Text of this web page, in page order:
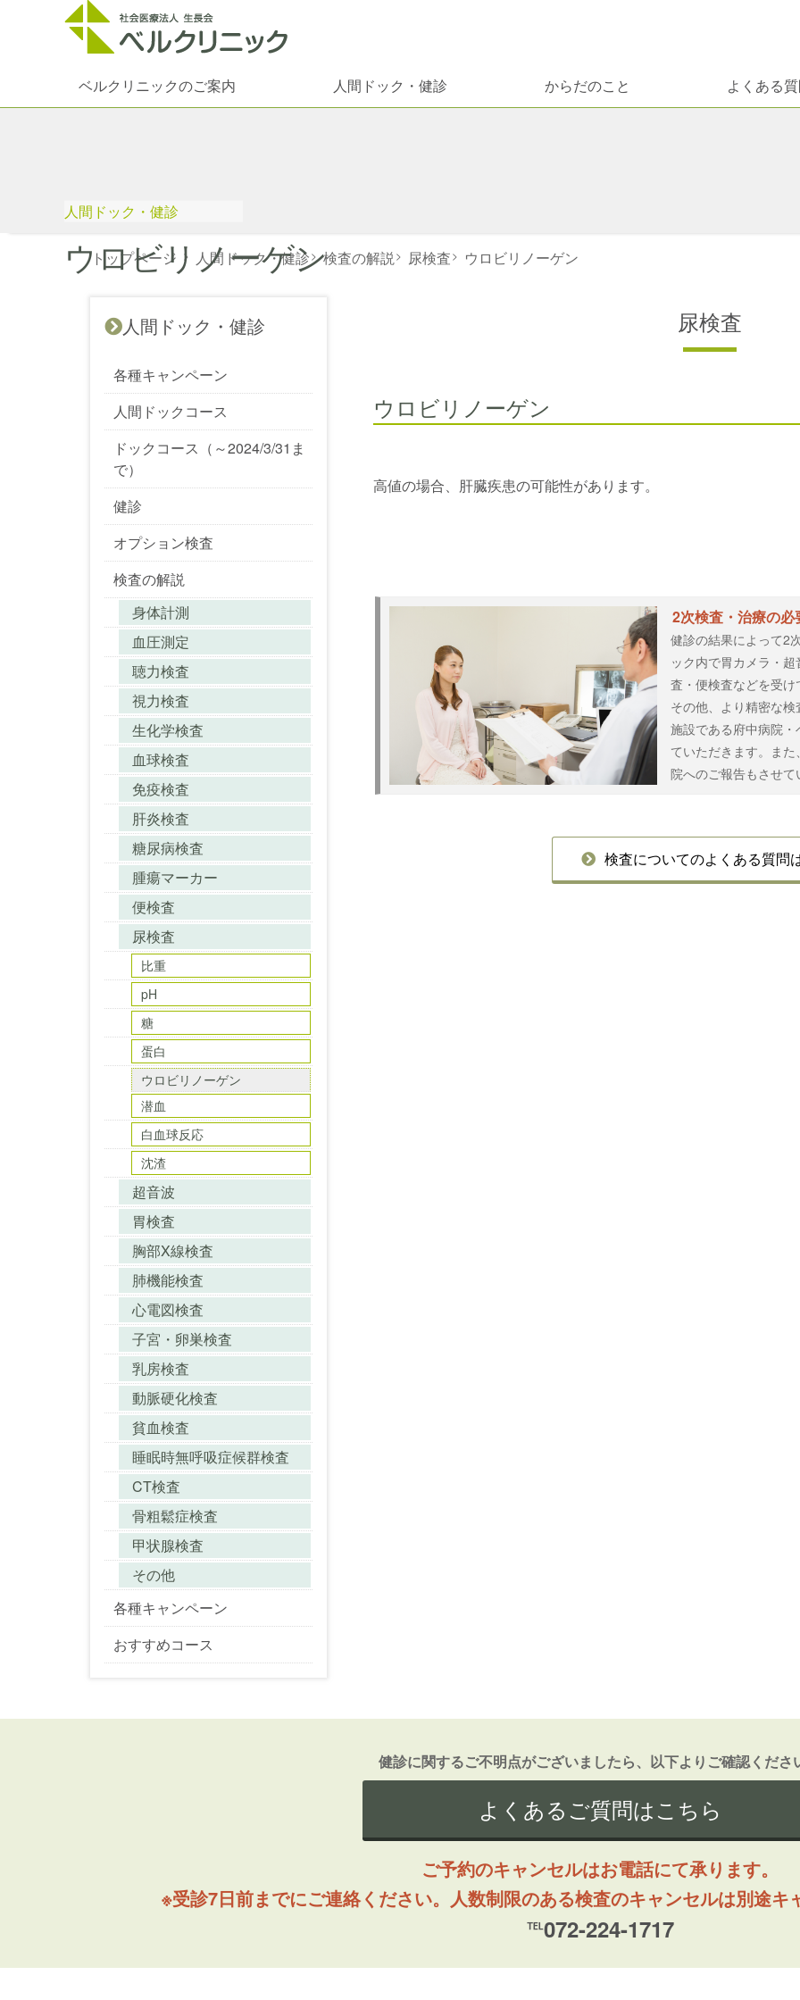
ベルクリニックのご案内 人間ドック・健診 からだのこと よくある
人間ドック・健診
ウロビリノーゲン
トップページ > 人間ドック・健診> 検査の解説> 尿検査> ウロビリノーゲン
尿検査
ウロビリノーゲン
高値の場合、肝臓疾患の可能性があります。
2次検査・治療の
健診の結果によって2
ック内で胃カメラ・
査・便検査などを受
その他、より精密な
施設である府中病院
ていただきます。ま
院へのご報告もさせ
検査についてのよくある質問
人間ドック・健診
各種キャンペーン
人間ドックコース
ドックコース（～2024/3/31ま
で）
健診
オプション検査
検査の解説
身体計測
血圧測定
聴力検査
視力検査
生化学検査
血球検査
免疫検査
肝炎検査
糖尿病検査
腫瘍マーカー
便検査
尿検査
比重
pH
糖
蛋白
ウロビリノーゲン
潜血
白血球反応
沈渣
超音波
胃検査
胸部X線検査
肺機能検査
心電図検査
子宮・卵巣検査
乳房検査
動脈硬化検査
貧血検査
睡眠時無呼吸症候群検査
CT検査
骨粗鬆症検査
甲状腺検査
その他
各種キャンペーン
おすすめコース
健診に関するご不明点がございましたら、以下よりご確認くださ
よくあるご質問はこちら
ご予約のキャンセルはお電話にて承ります。
※受診7日前までにご連絡ください。人数制限のある検査のキャンセルは別途キ
℡072-224-1717